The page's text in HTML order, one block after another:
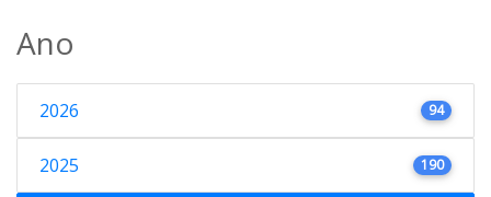
Ano
2026 94
2025 190